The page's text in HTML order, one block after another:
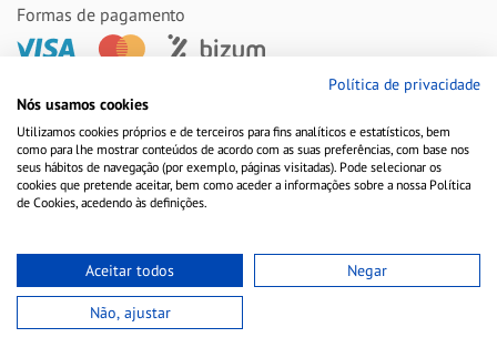
Formas de pagamento
Remessas feitas com
Aviso Legal Política de Cookies
Política de privacidade
Nós usamos cookies
Utilizamos cookies próprios e de terceiros para fins analíticos e estatísticos, bem
como para lhe mostrar conteúdos de acordo com as suas preferências, com base nos
seus hábitos de navegação (por exemplo, páginas visitadas). Pode selecionar os
cookies que pretende aceitar, bem como aceder a informações sobre a nossa Política
de Cookies, acedendo às definições.
Aceitar todos Negar
Não, ajustar